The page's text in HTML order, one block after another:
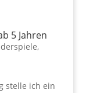
5 Jahren
,
stelle ich ein